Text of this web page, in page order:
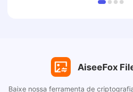
Baixe nossa ferramenta de
controle total de seus